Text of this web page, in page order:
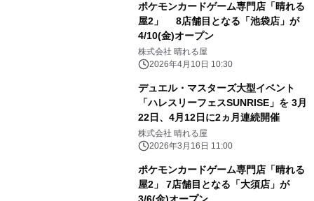
ポケモンカードゲーム専門店「晴れる
屋2」 8店舗目となる「池袋店」が
4/10(金)オープン
株式会社 晴れる屋
2026年4月10日 10:30
デュエル・マスターズ大型イベント
「ハレスリーフェスSUNRISE」を 3月
22日、4月12日に2ヵ月連続開催
株式会社 晴れる屋
2026年3月16日 11:00
ポケモンカードゲーム専門店「晴れる
屋2」 7店舗目となる「大須店」が